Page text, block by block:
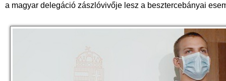
a magyar delegáció zászlóvivője lesz a besztercebányai